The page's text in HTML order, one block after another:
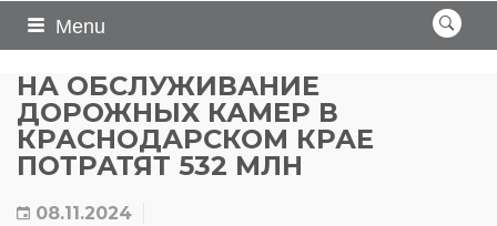
Menu
НА ОБСЛУЖИВАНИЕ
ДОРОЖНЫХ КАМЕР В
КРАСНОДАРСКОМ КРАЕ
ПОТРАТЯТ 532 МЛН
08.11.2024